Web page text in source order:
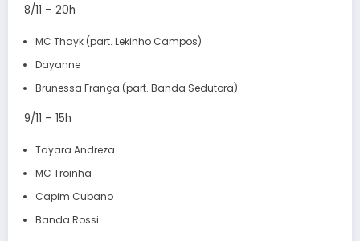
8/11 – 20h
MC Thayk (part. Lekinho Campos)
Dayanne
Brunessa França (part. Banda Sedutora)
9/11 – 15h
Tayara Andreza
MC Troinha
Capim Cubano
Banda Rossi